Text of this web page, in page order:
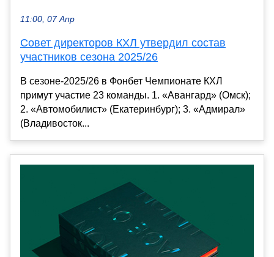
11:00, 07 Апр
Совет директоров КХЛ утвердил состав
участников сезона 2025/26
В сезоне-2025/26 в Фонбет Чемпионате КХЛ
примут участие 23 команды. 1. «Авангард» (Омск);
2. «Автомобилист» (Екатеринбург); 3. «Адмирал»
(Владивосток...